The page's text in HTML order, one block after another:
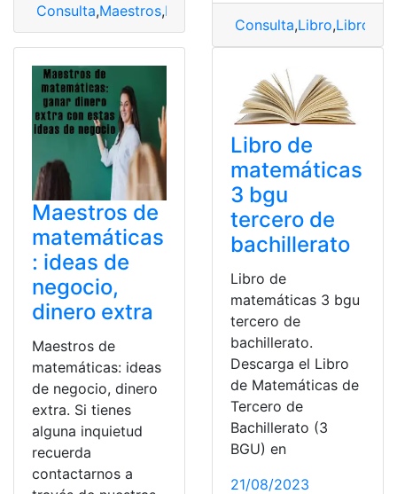
Consulta,Maestros,Matemáticas
Consulta,Libro,Libro de
Maestros de
matemáticas
: ideas de
negocio,
dinero extra
Maestros de
matemáticas: ideas
de negocio, dinero
extra. Si tienes
alguna inquietud
recuerda
contactarnos a
Libro de
matemáticas
3 bgu
tercero de
bachillerato
Libro de
matemáticas 3 bgu
tercero de
bachillerato.
Descarga el Libro
de Matemáticas de
Tercero de
Bachillerato (3
BGU) en
21/08/2023